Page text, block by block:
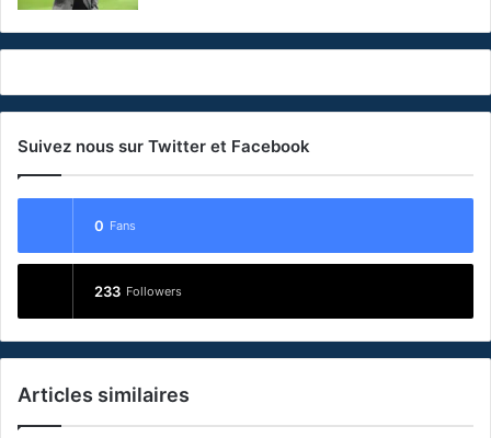
Suivez nous sur Twitter et Facebook
0 Fans
233 Followers
Articles similaires